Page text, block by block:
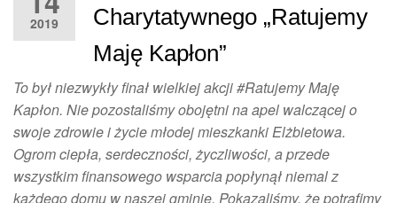
2019
Charytatywnego „Ratujemy
Maję Kapłon”
To był niezwykły finał wielkiej akcji #Ratujemy Maję
Kapłon. Nie pozostaliśmy obojętni na apel walczącej o
swoje zdrowie i życie młodej mieszkanki Elżbietowa.
Ogrom ciepła, serdeczności, życzliwości, a przede
wszystkim finansowego wsparcia popłynął niemal z
każdego domu w naszej gminie. Pokazaliśmy, że potrafimy